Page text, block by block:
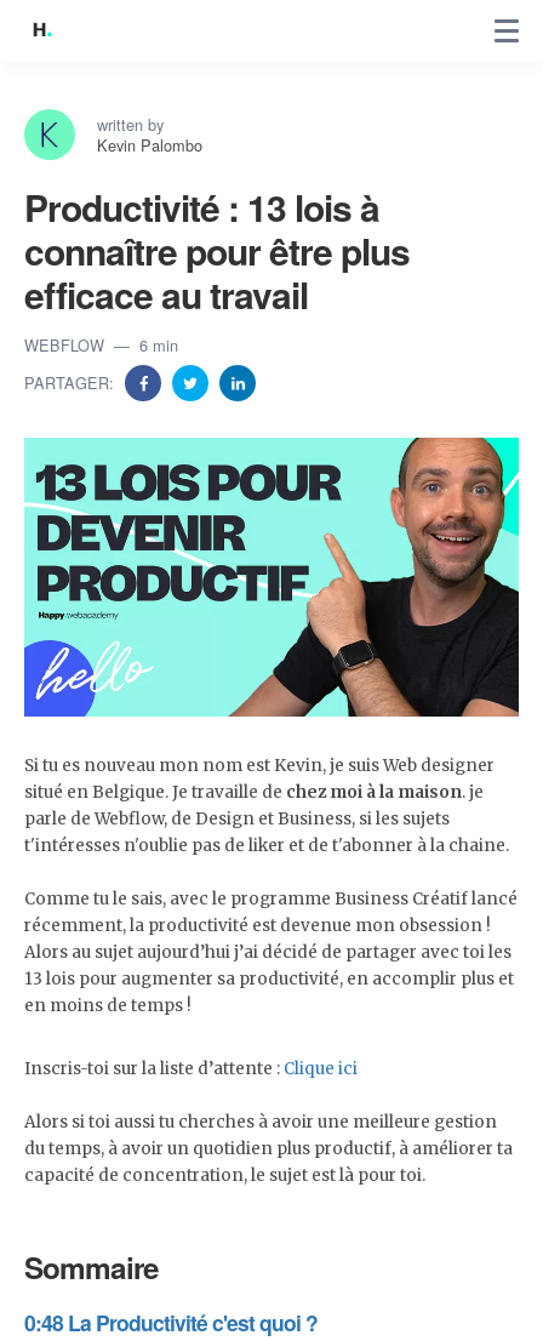
written by
Kevin Palombo
Productivité : 13 lois à
connaître pour être plus
efficace au travail
WEBFLOW
6 min
PARTAGER:
Si tu es nouveau mon nom est Kevin, je suis Web designer
situé en Belgique. Je travaille de chez moi à la maison. je
parle de Webflow, de Design et Business, si les sujets
t'intéresses n'oublie pas de liker et de t'abonner à la chaine.
Comme tu le sais, avec le programme Business Créatif lancé
récemment, la productivité est devenue mon obsession !
Alors au sujet aujourd’hui j’ai décidé de partager avec toi les
13 lois pour augmenter sa productivité, en accomplir plus et
en moins de temps !
Inscris-toi sur la liste d’attente : Clique ici
Alors si toi aussi tu cherches à avoir une meilleure gestion
du temps, à avoir un quotidien plus productif, à améliorer ta
capacité de concentration, le sujet est là pour toi.
Sommaire
0:48 La Productivité c'est quoi ?